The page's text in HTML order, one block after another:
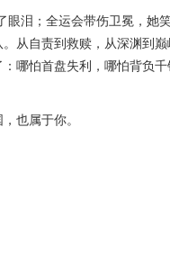
泪；全运会带伤卫冕，她
从自责到救赎，从深渊到
哪怕首盘失利，哪怕背负
也属于你。